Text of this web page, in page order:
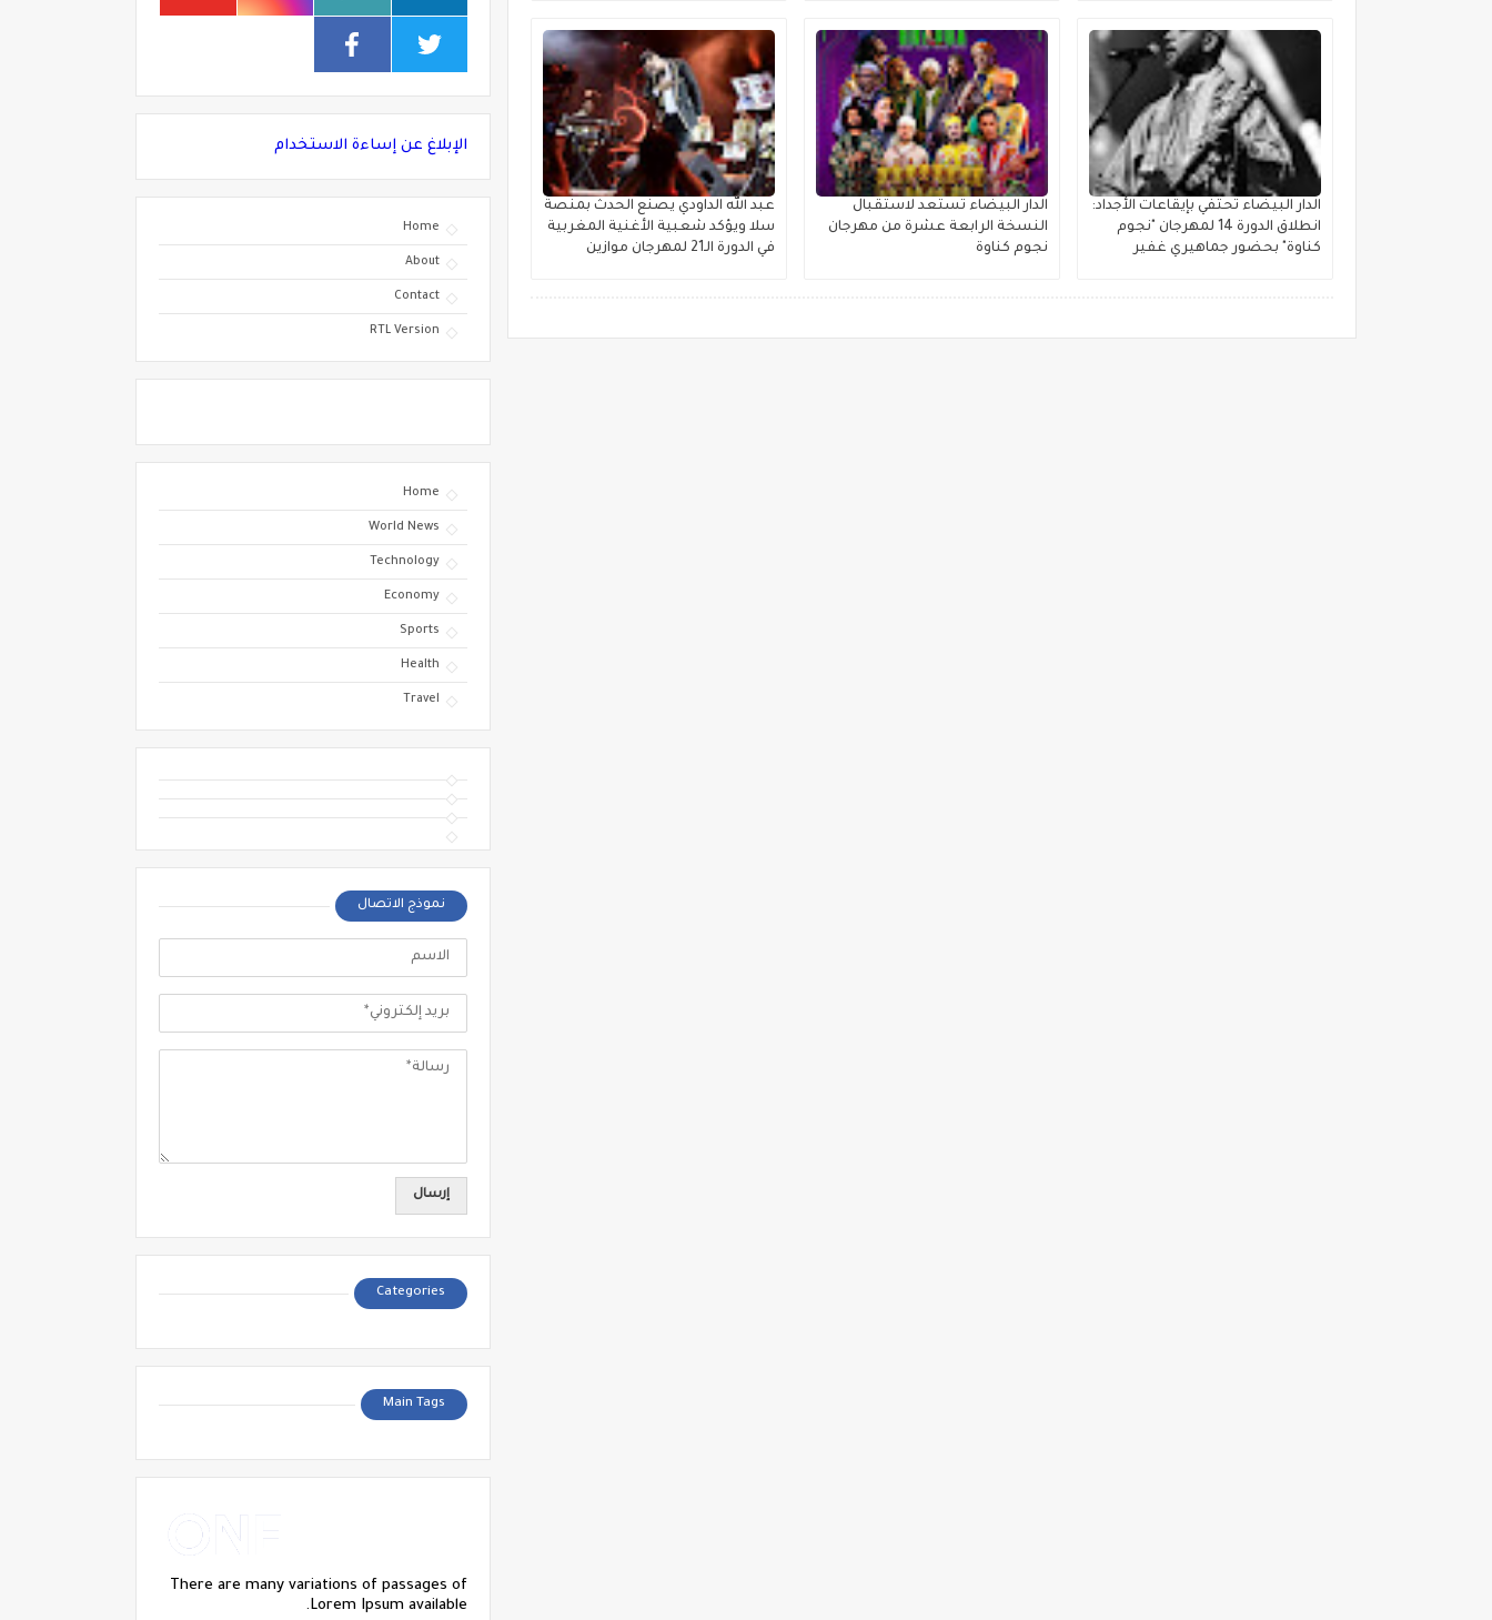
الدار البيضاء تحتفي بإيقاعات الأجداد:
انطلاق الدورة 14 لمهرجان "نجوم
كناوة" بحضور جماهيري غفير
الدار البيضاء تستعد لاستقبال
النسخة الرابعة عشرة من مهرجان
نجوم كناوة
عبد الله الداودي يصنع الحدث بمنصة
سلا ويؤكد شعبية الأغنية المغربية
في الدورة الـ21 لمهرجان موازين
الإبلاغ عن إساءة الاستخدام
Home
About
Contact
RTL Version
Home
World News
Technology
Economy
Sports
Health
Travel
نموذج الاتصال
Categories
Main Tags
There are many variations of passages of
Lorem Ipsum available.